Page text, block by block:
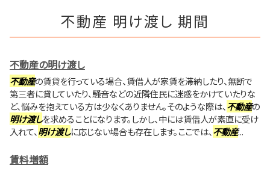
不動産 明け渡し 期間
不動産の明け渡し
不動産の賃貸を行っている場合、賃借人が家賃を滞納したり、無断で
第三者に貸していたり、騒音などの近隣住民に迷惑をかけていたりな
ど、悩みを抱えている方は少なくありません。そのような際は、不動産の
明け渡しを求めることになります。しかし、中には賃借人が素直に受け
入れて、明け渡しに応じない場合も存在します。ここでは、不動産...
賃料増額